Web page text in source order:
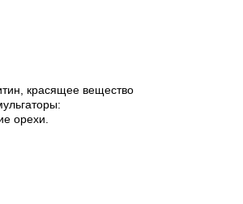
красящее вещество
орехи.